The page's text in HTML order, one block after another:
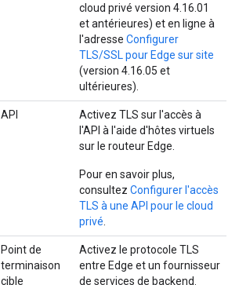
cloud privé version 4.16.01
et antérieures) et en ligne à
l'adresse Configurer
TLS/SSL pour Edge sur site
(version 4.16.05 et
ultérieures).
API
Activez TLS sur l'accès à
l'API à l'aide d'hôtes virtuels
sur le routeur Edge.
Pour en savoir plus,
consultez Configurer l'accès
TLS à une API pour le cloud
privé
Point de
terminaison
cible
Activez le protocole TLS
entre Edge et un fournisseur
de services de backend.